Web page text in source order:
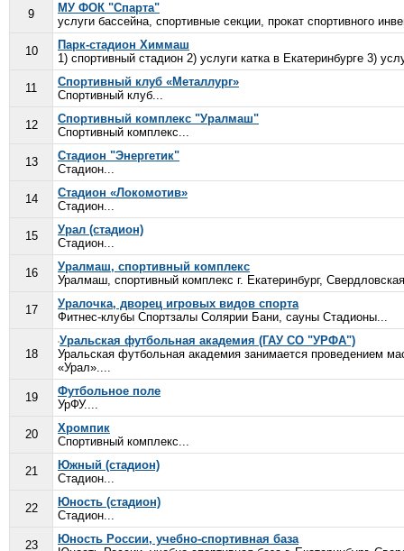
9
МУ ФОК "Спарта"
услуги бассейна, спортивные секции, прокат спортивного
10
Парк-стадион Химмаш
1) спортивный стадион 2) услуги катка в Екатеринбурге 3)
11
Спортивный клуб «Металлург»
Спортивный клуб...
12
Спортивный комплекс "Уралмаш"
Спортивный комплекс...
13
Стадион "Энергетик"
Стадион...
14
Стадион «Локомотив»
Стадион...
15
Урал (стадион)
Стадион...
16
Уралмаш, спортивный комплекс
Уралмаш, спортивный комплекс г. Екатеринбург,
17
Уралочка, дворец игровых видов спорта
Фитнес-клубы Спортзалы Солярии Бани, сауны Стадионы...
18
Уральская футбольная академия (ГАУ СО "УРФА")
Уральская футбольная академия занимается проведением
«Урал»....
19
Футбольное поле
УрФУ....
20
Хромпик
Спортивный комплекс...
21
Южный (стадион)
Стадион...
22
Юность (стадион)
Стадион...
23
Юность России, учебно-спортивная база